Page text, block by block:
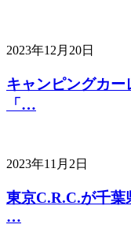
2023年12月20日
キャンピングカー
「…
2023年11月2日
東京C.R.C.が千葉
…